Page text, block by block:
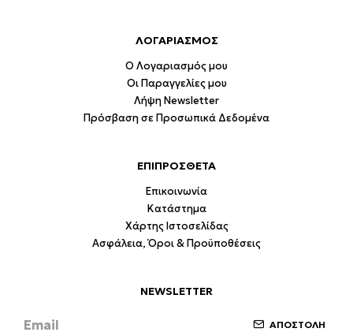
ΛΟΓΑΡΙΑΣΜΟΣ
Ο Λογαριασμός μου
Οι Παραγγελίες μου
Λήψη Newsletter
Πρόσβαση σε Προσωπικά Δεδομένα
ΕΠΙΠΡΟΣΘΕΤΑ
Επικοινωνία
Κατάστημα
Χάρτης Ιστοσελίδας
Ασφάλεια, Όροι & Προϋποθέσεις
NEWSLETTER
ΑΠΟΣΤΟΛΗ